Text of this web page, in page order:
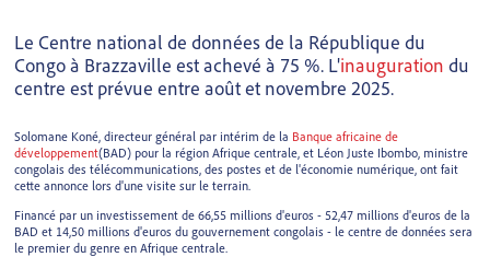
Le Centre national de données de la République du
Congo à Brazzaville est achevé à 75 %. L'inauguration du
centre est prévue entre août et novembre 2025.
Solomane Koné, directeur général par intérim de la Banque africaine de
développement(BAD) pour la région Afrique centrale, et Léon Juste Ibombo, ministre
congolais des télécommunications, des postes et de l'économie numérique, ont fait
cette annonce lors d'une visite sur le terrain.
Financé par un investissement de 66,55 millions d'euros - 52,47 millions d'euros de la
BAD et 14,50 millions d'euros du gouvernement congolais - le centre de données sera
le premier du genre en Afrique centrale.